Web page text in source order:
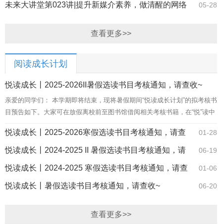
书活动圆满结束 05-28
未来大讲堂第023讲|提升新媒介素养，做清醒的网络
查看更多>>
阅读成长计划
悦读成长丨2025-2026II暑假选读书目考核通知，请查收~
亲爱的同学们： 本学期即将结束，现将暑假期间“悦读成长计划”的拟考核书
目预告如下。大家可在放假离校前至图书馆借阅相关考核书籍，在“悦”读中
01-28
悦读成长丨2025-2026寒假选读书目考核通知，请查
收~ 06-19
悦读成长丨2024-2025 II 暑假选读书目考核通知，请
查收~ 01-06
悦读成长丨2024-2025 寒假选读书目考核通知，请查
收~ 06-20
悦读成长丨暑假选读书目考核通知，请查收~
查看更多>>